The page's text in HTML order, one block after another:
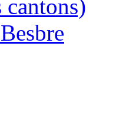
cantons)